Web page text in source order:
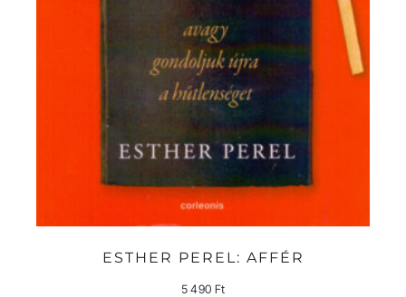
ESTHER PEREL: AFFÉR
5 490 Ft